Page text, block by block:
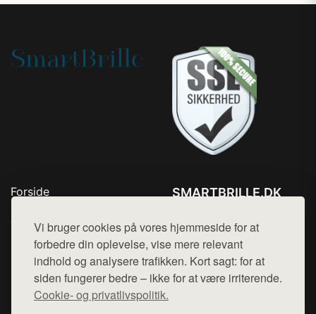
Vi bruger cookies på vores hjemmeside for at
forbedre din oplevelse, vise mere relevant
indhold og analysere trafikken. Kort sagt: for at
siden fungerer bedre – ikke for at være irriterende.
Cookie- og privatlivspolitik.
Forside
Top Rabatter
Blog
Kontakt
SMARTBRILLE.DK
Mail: hej@want.dk
Cookie- og privatlivspolitik